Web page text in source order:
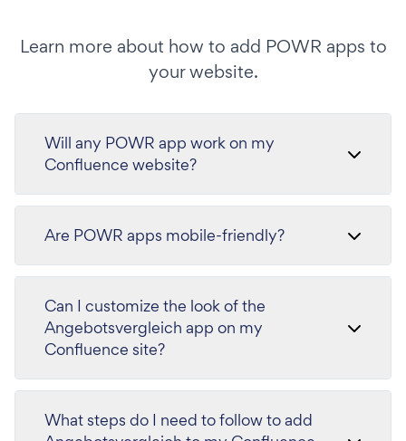
Learn more about how to add POWR apps to
your website.
Will any POWR app work on my
Confluence website?
Are POWR apps mobile-friendly?
Can I customize the look of the
Angebotsvergleich app on my
Confluence site?
What steps do I need to follow to add